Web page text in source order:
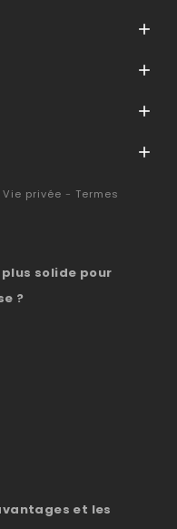




Vie privée - Termes
solide pour
?
et les